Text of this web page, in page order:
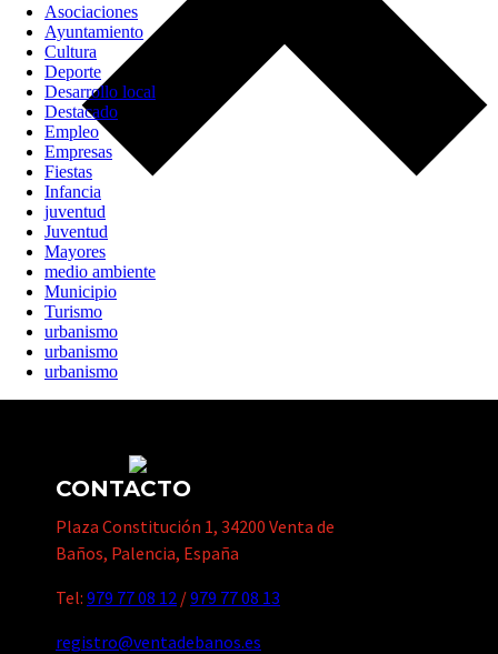
Asociaciones
Ayuntamiento
Cultura
Deporte
Desarrollo local
Destacado
Empleo
Empresas
Fiestas
Infancia
juventud
Juventud
Mayores
medio ambiente
Municipio
Turismo
urbanismo
urbanismo
urbanismo
CONTACTO
Plaza Constitución 1, 34200 Venta de
Baños, Palencia, España
Tel: 979 77 08 12 /979 77 08 13
registro@ventadebanos.es